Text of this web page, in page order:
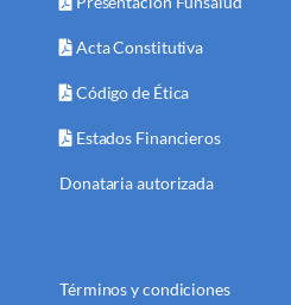
Acta Constitutiva
Código de Ética
Estados Financieros
Donataria autorizada
Términos y condiciones